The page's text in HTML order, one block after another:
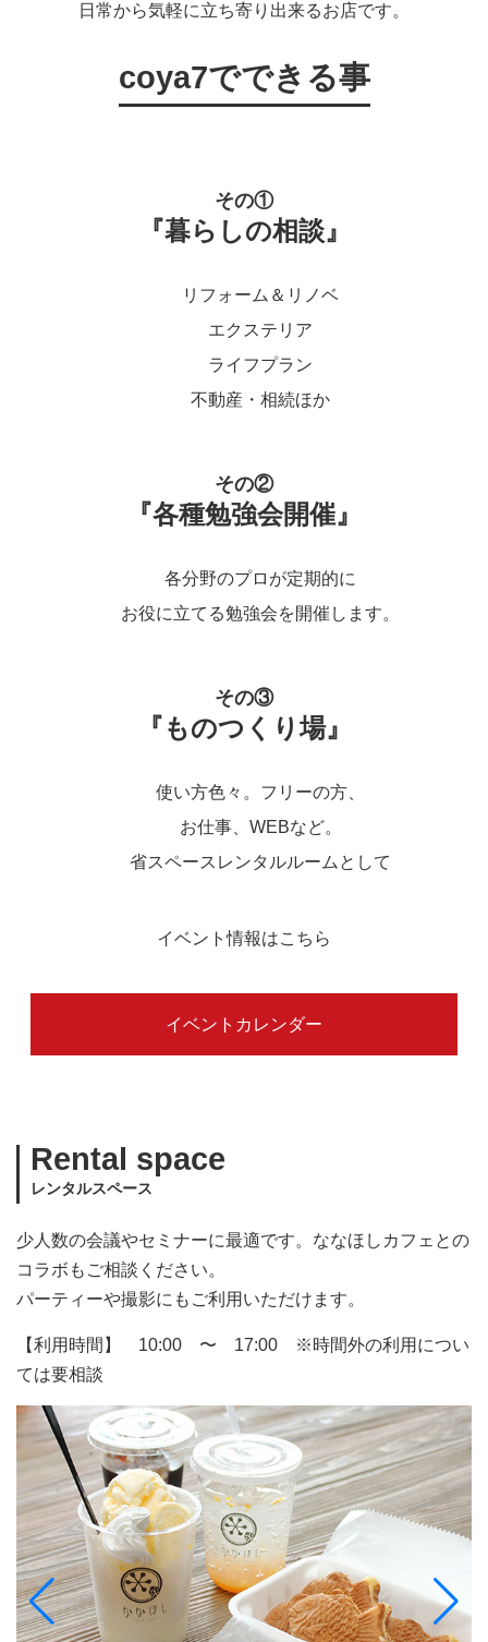
日常から気軽に立ち寄り出来るお店です。
coya7でできる事
その①
『暮らしの相談』
リフォーム＆リノベ
エクステリア
ライフプラン
不動産・相続ほか
その②
『各種勉強会開催』
各分野のプロが定期的に
お役に立てる勉強会を開催します。
その③
『ものつくり場』
使い方色々。フリーの方、
お仕事、WEBなど。
省スペースレンタルルームとして
イベント情報はこちら
イベントカレンダー
Rental space
レンタルスペース
少人数の会議やセミナーに最適です。ななほしカフェとの
コラボもご相談ください。
パーティーや撮影にもご利用いただけます。
【利用時間】 10:00 〜 17:00 ※時間外の利用につい
ては要相談